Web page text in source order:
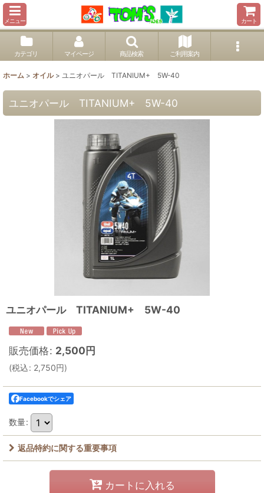
メニュー カート
カテゴリ マイページ 商品検索 ご利用案内
ホーム > オイル > ユニオパール TITANIUM+ 5W-40
ユニオパール TITANIUM+ 5W-40
ユニオパール TITANIUM+ 5W-40
販売価格: 2,500円
(税込: 2,750円)
Facebookでシェア
数量:
返品特約に関する重要事項
カートに入れる